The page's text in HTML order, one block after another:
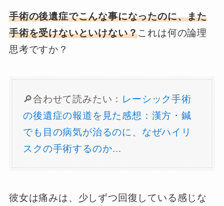
手術の後遺症でこんな事になったのに、また
手術を受けないといけない？これは何の論理
思考ですか？
🔎合わせて読みたい： レーシック手術
の後遺症の報道を見た感想：漢方・鍼
でも目の病気が治るのに、なぜハイリ
スクの手術するのか…
彼女は痛みは、少しずつ回復している感じな